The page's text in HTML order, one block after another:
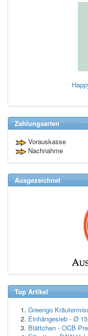
Zahlungsarten
Vorauskasse
Nachnahme
Ausgezeichnet
Top Artikel
Greengo
Einhängesieb - Ø
Blättchen - OCB